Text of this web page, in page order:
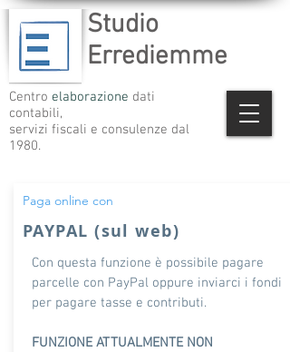
Studio
Errediemme
Centro elaborazione dati
contabili,
servizi fiscali e consulenze dal
1980.
Paga online con
PAYPAL (sul web)
Con questa funzione è possibile pagare
parcelle con PayPal oppure inviarci i fondi
per pagare tasse e contributi.
FUNZIONE ATTUALMENTE NON